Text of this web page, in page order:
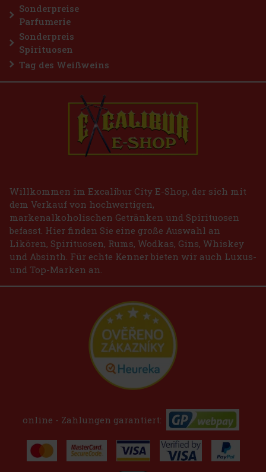
Sonderpreise
Parfumerie
Sonderpreis
Spirituosen
Tag des Weißweins
Willkommen im Excalibur City E-Shop, der sich mit
dem Verkauf von hochwertigen,
markenalkoholischen Getränken und Spirituosen
befasst. Hier finden Sie eine große Auswahl an
Likören, Spirituosen, Rums, Wodkas, Gins, Whiskey
und Absinth. Für echte Kenner bieten wir auch Luxus-
und Top-Marken an.
online - Zahlungen garantiert: